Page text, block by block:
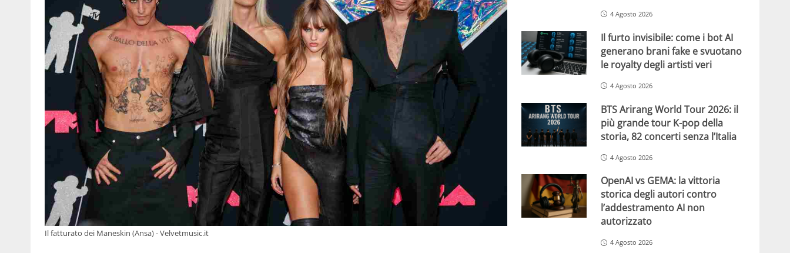
Il fatturato dei Maneskin (Ansa) - Velvetmusic.it
4 Agosto 2026
Il furto invisibile: come i bot AI
generano brani fake e svuotano
le royalty degli artisti veri
4 Agosto 2026
BTS Arirang World Tour 2026: il
più grande tour K-pop della
storia, 82 concerti senza l’Italia
4 Agosto 2026
OpenAI vs GEMA: la vittoria
storica degli autori contro
l’addestramento AI non
autorizzato
4 Agosto 2026